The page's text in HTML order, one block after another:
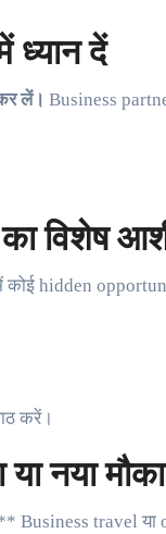
ध्यान दें
लें। Business
विशेष
hidden
करें।
नया मौका
travel